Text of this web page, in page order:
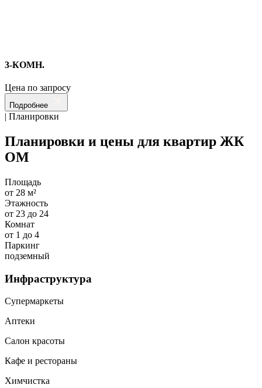
3-КОМН.
Цена по запросу
Подробнее
| Планировки
Планировки и цены для квартир ЖК
ОМ
Площадь
от 28 м²
Этажность
от 23 до 24
Комнат
от 1 до 4
Паркинг
подземный
Инфраструктура
Супермаркеты
Аптеки
Салон красоты
Кафе и рестораны
Химчистка